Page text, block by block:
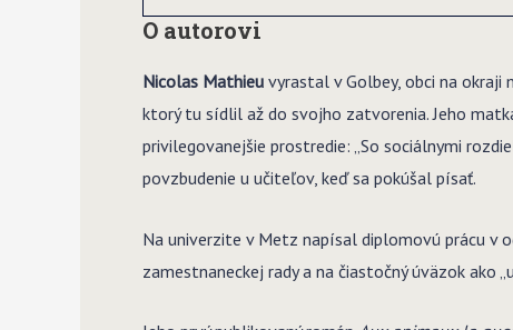
O autorovi
Nicolas Mathieu vyrastal v Golbey, obci na okraji
ktorý tu sídlil až do svojho zatvorenia. Jeho
privilegovanejšie prostredie: „So sociálnymi
povzbudenie u učiteľov, keď sa pokúšal písať.
Na univerzite v Metz napísal diplomovú prácu v
zamestnaneckej rady a na čiastočný úväzok ako